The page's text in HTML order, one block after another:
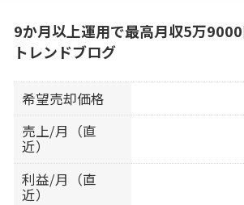
9か月以上運用で最高月収5万
トレンドブログ
希望売却価格
売上/月（直
近）
利益/月（直
近）